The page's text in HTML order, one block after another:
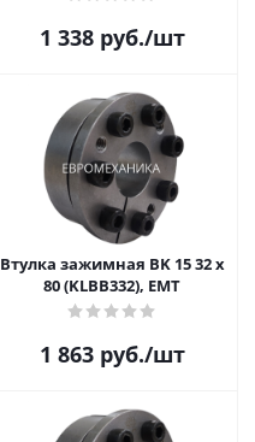
1 338руб./шт
Втулка зажимная BK 15 32 x
80 (KLBB332), EMT
1 863руб./шт